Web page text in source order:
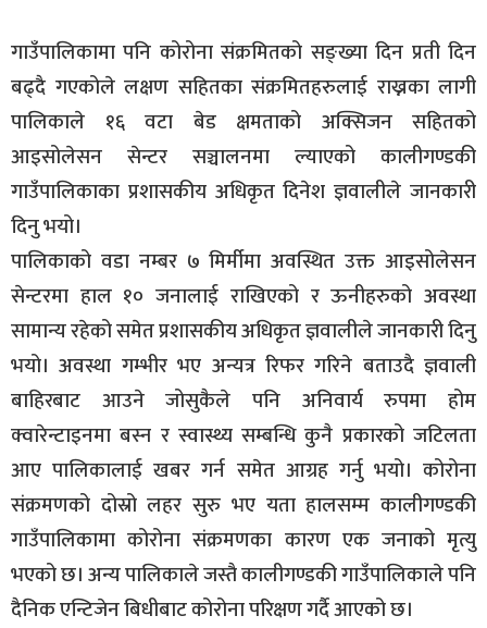
गाउँपालिकामा पनि कोरोना संक्रमितको सङ्ख्या दिन प्रती दिन
बढ्दै गएकोले लक्षण सहितका संक्रमितहरुलाई राख्नका लागी
पालिकाले १६ वटा बेड क्षमताको अक्सिजन सहितको
आइसोलेसन सेन्टर सञ्चालनमा ल्याएको कालीगण्डकी
गाउँपालिकाका प्रशासकीय अधिकृत दिनेश ज्ञवालीले जानकारी
दिनु भयो।
पालिकाको वडा नम्बर ७ मिर्मीमा अवस्थित उक्त आइसोलेसन
सेन्टरमा हाल १० जनालाई राखिएको र ऊनीहरुको अवस्था
सामान्य रहेको समेत प्रशासकीय अधिकृत ज्ञवालीले जानकारी दिनु
भयो। अवस्था गम्भीर भए अन्यत्र रिफर गरिने बताउदै ज्ञवाली
बाहिरबाट आउने जोसुकैले पनि अनिवार्य रुपमा होम
क्वारेन्टाइनमा बस्न र स्वास्थ्य सम्बन्धि कुनै प्रकारको जटिलता
आए पालिकालाई खबर गर्न समेत आग्रह गर्नु भयो। कोरोना
संक्रमणको दोस्रो लहर सुरु भए यता हालसम्म कालीगण्डकी
गाउँपालिकामा कोरोना संक्रमणका कारण एक जनाको मृत्यु
भएको छ। अन्य पालिकाले जस्तै कालीगण्डकी गाउँपालिकाले पनि
दैनिक एन्टिजेन बिधीबाट कोरोना परिक्षण गर्दै आएको छ।